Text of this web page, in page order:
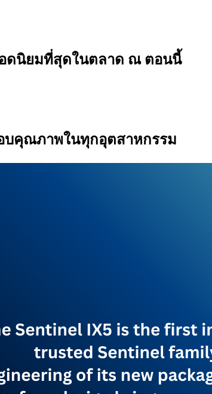
ดนิยมที่สุดในตลาด ณ ตอนนี้
บคุณภาพในทุกอุตสาหกรรม